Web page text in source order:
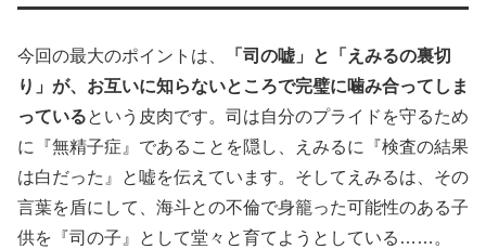
今回の最大のポイントは、
「司の嘘」と「えみるの裏切
り」が、お互いに知らないところで完璧に噛み合ってしま
っているという皮肉です。司は自分のプライドを守るため
に『無精子症』であることを隠し、えみるに『検査の結果
は白だった』と嘘を伝えています。そしてえみるは、その
言葉を盾にして、海斗との不倫で身籠った可能性のある子
供を『司の子』として堂々と育てようとしている……。